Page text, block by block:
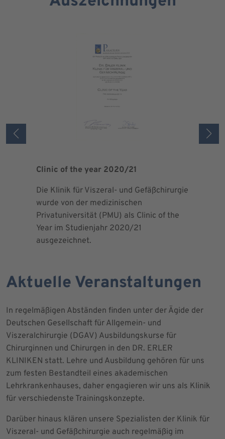
Clinic of the year 2020/21
Die Klinik für Viszeral- und Gefäßchirurgie
wurde von der medizinischen
Privatuniversität (PMU) als Clinic of the
Year im Studienjahr 2020/21
ausgezeichnet.
Aktuelle Veranstaltungen
In regelmäßigen Abständen finden unter der Ägide der
Deutschen Gesellschaft für Allgemein- und
Viszeralchirurgie (DGAV) Ausbildungskurse für
Chirurginnen und Chirurgen in den DR. ERLER
KLINIKEN statt. Lehre und Ausbildung gehören für uns
zum festen Bestandteil eines akademischen
Lehrkrankenhauses, daher engagieren wir uns als Klinik
für verschiedenste Trainingskonzepte.
Darüber hinaus klären unsere Spezialisten der Klinik für
Viszeral- und Gefäßchirurgie auch regelmäßig im